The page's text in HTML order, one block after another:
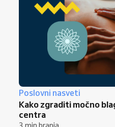
Poslovni nasveti
Kako zgraditi močno
centra